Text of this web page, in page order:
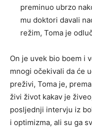
preminuo ubrzo
mu doktori davali
režim, Toma je
On je uvek bio boem i
mnogi očekivali da će
preživi, Toma je,
živi život kakav je
posljednji intervju iz
i optimizma, ali su ga